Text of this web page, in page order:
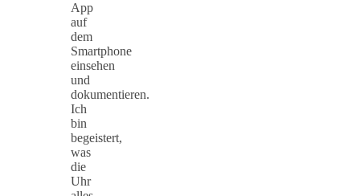
App
auf
dem
Smartphone
einsehen
und
dokumentieren.
Ich
bin
begeistert,
was
die
Uhr